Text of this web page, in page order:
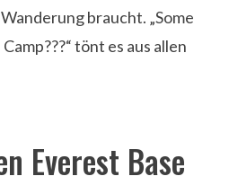
braucht. „Some
tönt es aus allen
Everest Base